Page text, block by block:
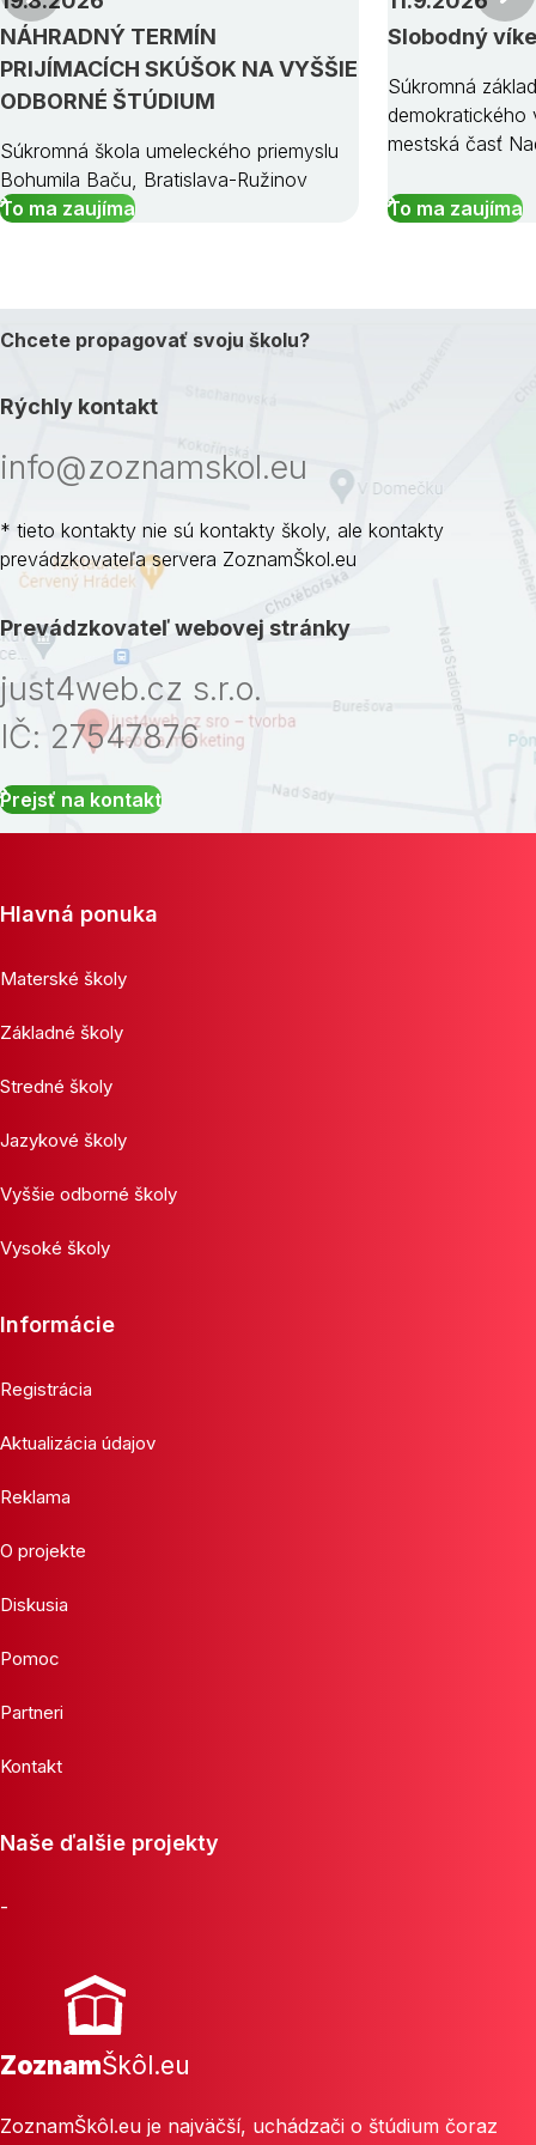
NÁHRADNÝ TERMÍN
PRIJÍMACÍCH SKÚŠOK NA VYŠŠIE
ODBORNÉ ŠTÚDIUM
Súkromná škola umeleckého priemyslu
Bohumila Baču, Bratislava-Ružinov
To ma zaujíma
Slobodný
Súkromná
demokratického
mestská časť
To ma zaujíma
Chcete propagovať svoju školu?
Rýchly kontakt
info@zoznamskol.eu
* tieto kontakty nie sú kontakty školy, ale kontakty
prevádzkovateľa servera ZoznamŠkol.eu
Prevádzkovateľ webovej stránky
just4web.cz s.r.o.
IČ: 27547876
Prejsť na kontakt
Hlavná ponuka
Materské školy
Základné školy
Stredné školy
Jazykové školy
Vyššie odborné školy
Vysoké školy
Informácie
Registrácia
Aktualizácia údajov
Reklama
O projekte
Diskusia
Pomoc
Partneri
Kontakt
Naše ďalšie projekty
-
ZoznamŠkôl.eu
ZoznamŠkôl.eu je najväčší, uchádzači o štúdium čoraz